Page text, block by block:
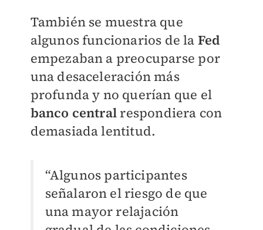
También se muestra que
algunos funcionarios de la Fed
empezaban a preocuparse por
una desaceleración más
profunda y no querían que el
banco centralrespondiera con
demasiada lentitud.
“Algunos participantes
señalaron el riesgo de que
una mayor relajación